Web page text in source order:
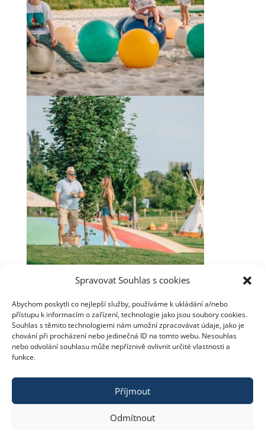
Spravovat Souhlas s cookies
Abychom poskytli co nejlepší služby, používáme k ukládání a/nebo
přístupu k informacím o zařízení, technologie jako jsou soubory cookies.
Souhlas s těmito technologiemi nám umožní zpracovávat údaje, jako je
chování při procházení nebo jedinečná ID na tomto webu. Nesouhlas
nebo odvolání souhlasu může nepříznivě ovlivnit určité vlastnosti a
funkce.
Příjmout
Odmítnout
Hledat